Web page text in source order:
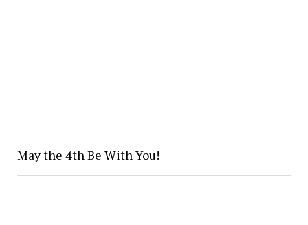
May the 4th Be With You!